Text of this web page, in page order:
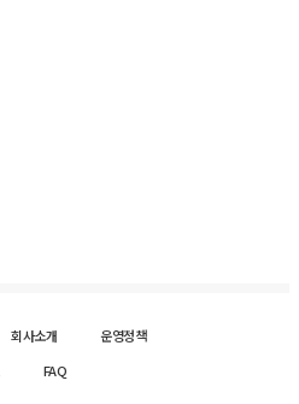
회사소개
운영정책
FAQ